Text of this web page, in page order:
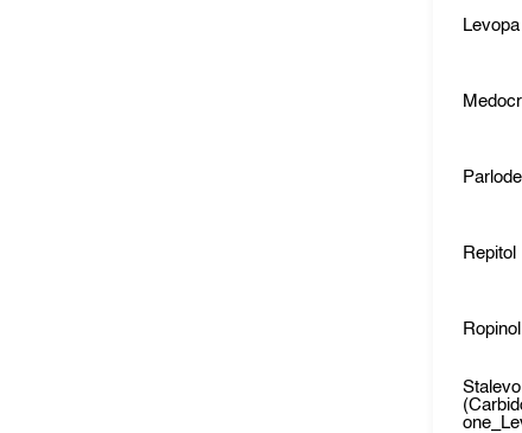
Levopa
Parlodel
Repitol
Ropinol
Stalevo